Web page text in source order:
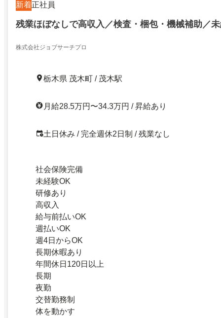
新着正社員
残業ほぼなしで高収入／検査・梱包・機械補助／
株式会社ジョブサーチプロ
栃木県 茂木町 / 茂木駅
月給28.5万円〜34.3万円 / 昇給あり
土日休み / 完全週休2日制 / 残業なし
社会保険完備
未経験OK
研修あり
高収入
給与前払いOK
週払いOK
週4日からOK
長期休暇あり
年間休日120日以上
長期
夜勤
交替勤務制
体を動かす